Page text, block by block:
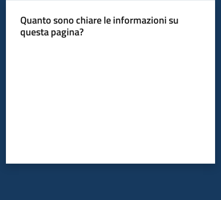
Quanto sono chiare le informazioni su
questa pagina?